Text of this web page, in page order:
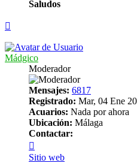
Saludos
Mádgico
Moderador
Mensajes: 6817
Registrado: Mar, 04 Ene
Acuarios: Nada por ahora
Ubicación: Málaga
Contactar:
Mádgico
Sitio web